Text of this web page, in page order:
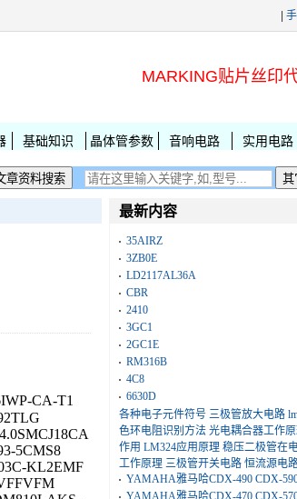
MARKING贴片丝印
基础知识 晶体管参数 音响电路 实用电路
CA-T1
5CMS8
KL2EMF
最新内容
35AIRZ
3ZB0E
LD2117AL36A
CBR
2410
3GC1
2GC1E
RM316B
4C8
6630D
各种电子元件符号 三极管放大电路
色环电阻识别方法 光电耦合器工作
作用 LM324应用原理 稳压二极管在
工作原理 三极管开关电路 恒流源电
YAMAHA雅马哈CDX-490 CDX-
YAMAHA雅马哈CDX-470 CDX-